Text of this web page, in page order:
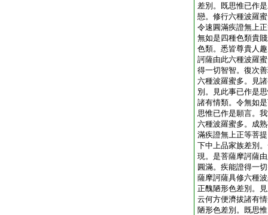
差別。既思惟已作
戀。修行六種波羅
令速圓滿疾證無上
無如是四種色類貴
色類。悉皆尊貴人
訶薩由此六種波羅
得一切智智。復次
六種波羅蜜多。見
別。見此事已作是
諸有情類。令無如
思惟已作是願言。
六種波羅蜜多。成
滿疾證無上正等菩
下中上品家族差別
現。是菩薩摩訶薩
圓滿。疾能證得一
薩摩訶薩具修六種
正醜陋形色差別。
云何方便濟拔諸有
陋形色差別。既思